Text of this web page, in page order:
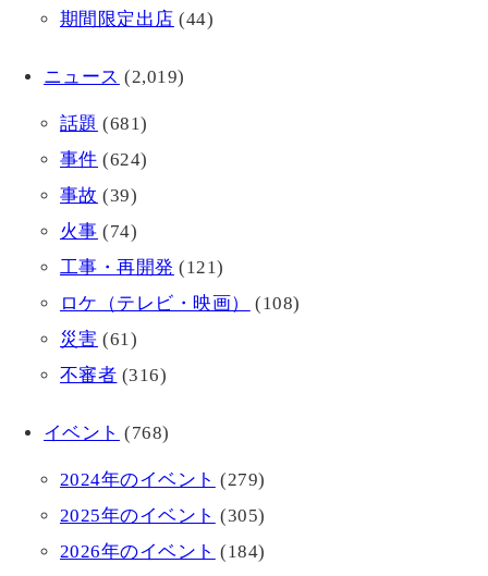
期間限定出店 (44)
ニュース (2,019)
話題 (681)
事件 (624)
事故 (39)
火事 (74)
工事・再開発 (121)
ロケ（テレビ・映画）
(108)
災害 (61)
不審者 (316)
イベント (768)
2024年のイベント (279)
2025年のイベント (305)
2026年のイベント (184)